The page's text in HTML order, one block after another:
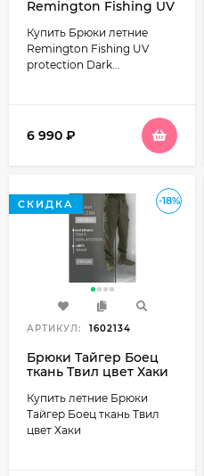
Remington Fishing UV
FM1902-903
Купить Брюки летние
Remington Fishing UV
protection Dark...
6 990 ₽
-18%
СКИДКА
АРТИКУЛ: 1602134
Брюки Тайгер Боец
ткань Твил цвет Хаки
Купить летние Брюки
Тайгер Боец ткань Твил
цвет Хаки